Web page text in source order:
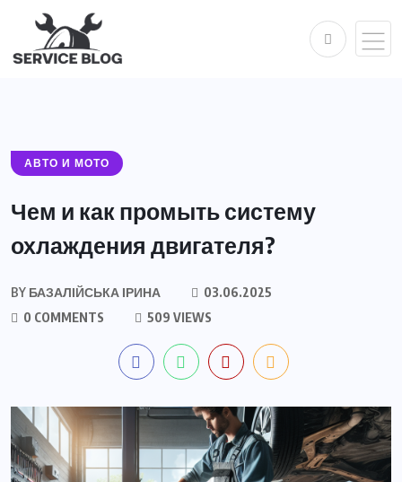
АВТО И МОТО
Чем и как промыть систему
охлаждения двигателя?
BY БАЗАЛІЙСЬКА ІРИНА
03.06.2025
0 COMMENTS
509 VIEWS